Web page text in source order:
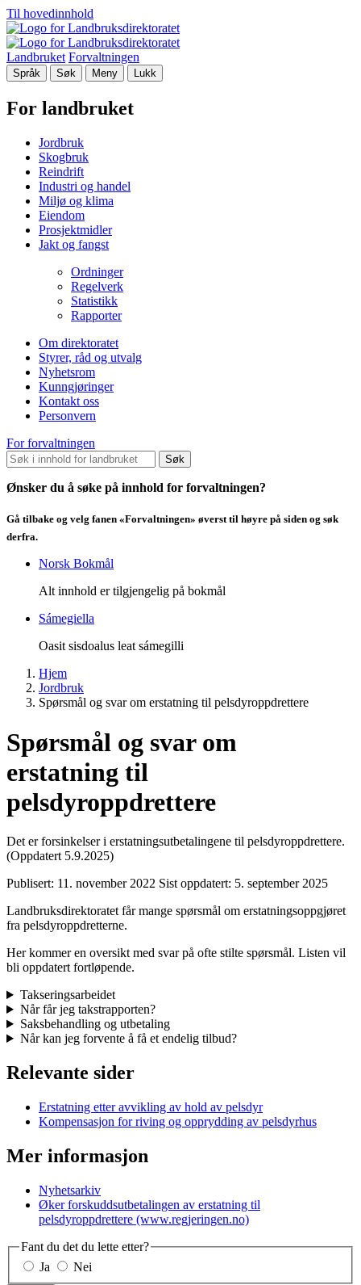
Til hovedinnhold
Landbruket Forvaltningen
Språk Søk Meny Lukk
For landbruket
Jordbruk
Skogbruk
Reindrift
Industri og handel
Miljø og klima
Eiendom
Prosjektmidler
Jakt og fangst
Ordninger
Regelverk
Statistikk
Rapporter
Om direktoratet
Styrer, råd og utvalg
Nyhetsrom
Kunngjøringer
Kontakt oss
Personvern
For forvaltningen
Søk
Ønsker du å søke på innhold for forvaltningen?
Gå tilbake og velg fanen «Forvaltningen» øverst til høyre på siden og søk
derfra.
Norsk Bokmål
Alt innhold er tilgjengelig på bokmål
Sámegiella
Oasit sisdoalus leat sámegilli
Hjem
Jordbruk
Spørsmål og svar om erstatning til pelsdyroppdrettere
Spørsmål og svar om
erstatning til
pelsdyroppdrettere
Det er forsinkelser i erstatningsutbetalingene til pelsdyroppdrettere.
(Oppdatert 5.9.2025)
Publisert: 11. november 2022 Sist oppdatert: 5. september 2025
Landbruksdirektoratet får mange spørsmål om erstatningsoppgjøret
fra pelsdyroppdretterne.
Her kommer en oversikt med svar på ofte stilte spørsmål. Listen vil
bli oppdatert fortløpende.
Takseringsarbeidet
Når får jeg takstrapporten?
Saksbehandling og utbetaling
Når kan jeg forvente å få et endelig tilbud?
Relevante sider
Erstatning etter avvikling av hold av pelsdyr
Kompensasjon for riving og opprydding av pelsdyrhus
Mer informasjon
Nyhetsarkiv
Øker forskuddsutbetalingen av erstatning til
pelsdyroppdrettere (www.regjeringen.no)
Fant du det du lette etter?
Ja
Nei